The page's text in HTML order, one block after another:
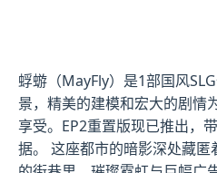
蜉蝣（MayFly）是1部国风
景，精美的建模和宏大的剧情
享受。EP2重置版现已推出，
据。 这座都市的暗影深处藏